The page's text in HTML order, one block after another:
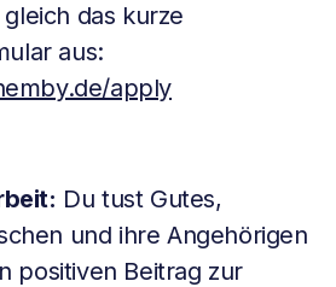
das kurze
aus:
apply
Du tust Gutes,
und ihre Angehörigen
positiven Beitrag zur